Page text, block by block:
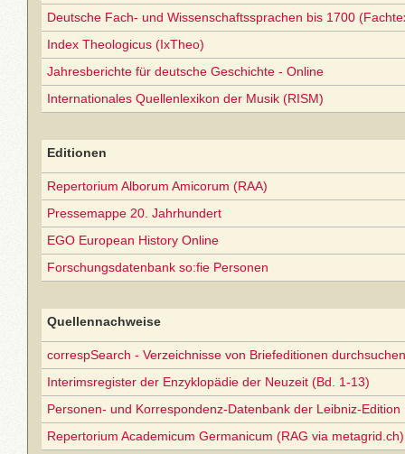
Deutsche Fach- und Wissenschaftssprachen bis 1700
Index Theologicus (IxTheo)
Jahresberichte für deutsche Geschichte - Online
Internationales Quellenlexikon der Musik (RISM)
Editionen
Repertorium Alborum Amicorum (RAA)
Pressemappe 20. Jahrhundert
EGO European History Online
Forschungsdatenbank so:fie Personen
Quellennachweise
correspSearch - Verzeichnisse von Briefeditionen
Interimsregister der Enzyklopädie der Neuzeit (Bd. 1-13)
Personen- und Korrespondenz-Datenbank der Leibniz-Edition
Repertorium Academicum Germanicum (RAG via